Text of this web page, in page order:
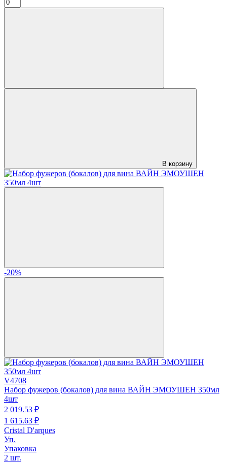
В корзину
-20%
V4708
Набор фужеров (бокалов) для вина ВАЙН ЭМОУШЕН 350мл
4шт
2 019.53 ₽
1 615.63 ₽
Cristal D'arques
Уп.
Упаковка
2 шт.